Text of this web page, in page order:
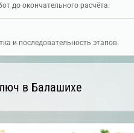
до окончательного расчёта.
и последовательность этапов.
в Балашихе